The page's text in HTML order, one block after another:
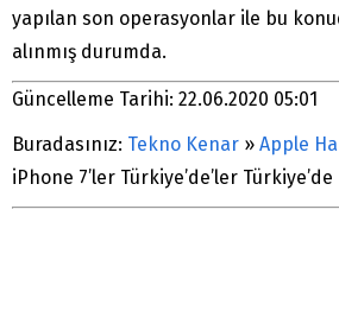
yapılan son operasyonlar ile bu
alınmış durumda.
Güncelleme Tarihi: 22.06.2020 05:01
Buradasınız: Tekno Kenar » Apple
iPhone 7’ler Türkiye’de’ler Türkiye’de